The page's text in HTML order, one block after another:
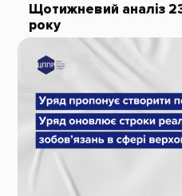
Щотижневий аналіз
року